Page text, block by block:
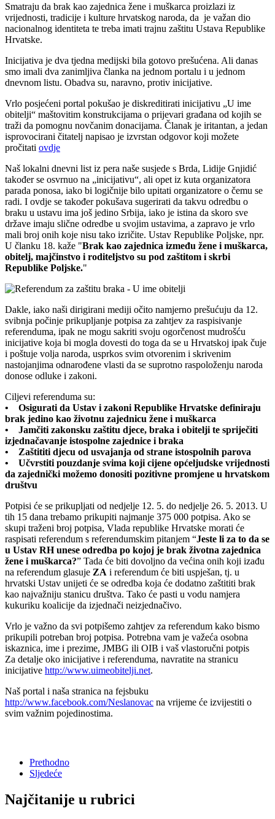
Smatraju da brak kao zajednica žene i muškarca proizlazi iz
vrijednosti, tradicije i kulture hrvatskog naroda, da je važan dio
nacionalnog identiteta te treba imati trajnu zaštitu Ustava Republike
Hrvatske.
Inicijativa je dva tjedna medijski bila gotovo prešućena. Ali danas
smo imali dva zanimljiva članka na jednom portalu i u jednom
dnevnom listu. Obadva su, naravno, protiv inicijative.
Vrlo posjećeni portal pokušao je diskreditirati inicijativu „U ime
obitelji“ maštovitim konstrukcijama o prijevari građana od kojih se
traži da pomognu novčanim donacijama. Članak je iritantan, a jedan
isprovocirani čitatelj napisao je izvrstan odgovor koji možete
pročitati ovdje
Naš lokalni dnevni list iz pera naše susjede s Brda, Lidije Gnjidić
također se osvrnuo na „inicijativu“, ali opet iz kuta organizatora
parada ponosa, iako bi logičnije bilo upitati organizatore o čemu se
radi. I ovdje se također pokušava sugerirati da takvu odredbu o
braku u ustavu ima još jedino Srbija, iako je istina da skoro sve
države imaju slične odredbe u svojim ustavima, a zapravo je vrlo
mali broj onih koje nisu tako izričite. Ustav Republike Poljske, npr.
U članku 18. kaže "Brak kao zajednica između žene i muškarca,
obitelj, majčinstvo i roditeljstvo su pod zaštitom i skrbi
Republike Poljske."
Dakle, iako naši dirigirani mediji očito namjerno prešućuju da 12.
svibnja počinje prikupljanje potpisa za zahtjev za raspisivanje
referenduma, ipak ne mogu sakriti svoju ogorčenost mudrošću
inicijative koja bi mogla dovesti do toga da se u Hrvatskoj ipak čuje
i poštuje volja naroda, usprkos svim otvorenim i skrivenim
nastojanjima odnarođene vlasti da se suprotno raspoloženju naroda
donose odluke i zakoni.
Ciljevi referenduma su:
• Osigurati da Ustav i zakoni Republike Hrvatske definiraju
brak jedino kao životnu zajednicu žene i muškarca
• Jamčiti zakonsku zaštitu djece, braka i obitelji te spriječiti
izjednačavanje istospolne zajednice i braka
• Zaštititi djecu od usvajanja od strane istospolnih parova
• Učvrstiti pouzdanje svima koji cijene općeljudske vrijednosti
da zajednički možemo donositi pozitivne promjene u hrvatskom
društvu
Potpisi će se prikupljati od nedjelje 12. 5. do nedjelje 26. 5. 2013. U
tih 15 dana trebamo prikupiti najmanje 375 000 potpisa. Ako se
skupi traženi broj potpisa, Vlada republike Hrvatske morati će
raspisati referendum s referendumskim pitanjem “Jeste li za to da se
u Ustav RH unese odredba po kojoj je brak životna zajednica
žene i muškarca?” Tada će biti dovoljno da većina onih koji izađu
na referendum glasuje ZA i referendum će biti uspješan, tj. u
hrvatski Ustav unijeti će se odredba koja će dodatno zaštititi brak
kao najvažniju stanicu društva. Tako će pasti u vodu namjera
kukuriku koalicije da izjednači neizjednačivo.
Vrlo je važno da svi potpišemo zahtjev za referendum kako bismo
prikupili potreban broj potpisa. Potrebna vam je važeća osobna
iskaznica, ime i prezime, JMBG ili OIB i vaš vlastoručni potpis
Za detalje oko inicijative i referenduma, navratite na stranicu
inicijative http://www.uimeobitelji.net.
Naš portal i naša stranica na fejsbuku
http://www.facebook.com/Neslanovac na vrijeme će izvijestiti o
svim važnim pojedinostima.
Prethodno
Sljedeće
Najčitanije u rubrici